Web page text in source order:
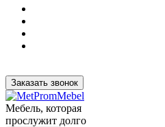
Заказать звонок
Мебель, которая
прослужит долго